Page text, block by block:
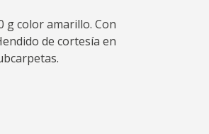
g color amarillo. Con
de cortesía en